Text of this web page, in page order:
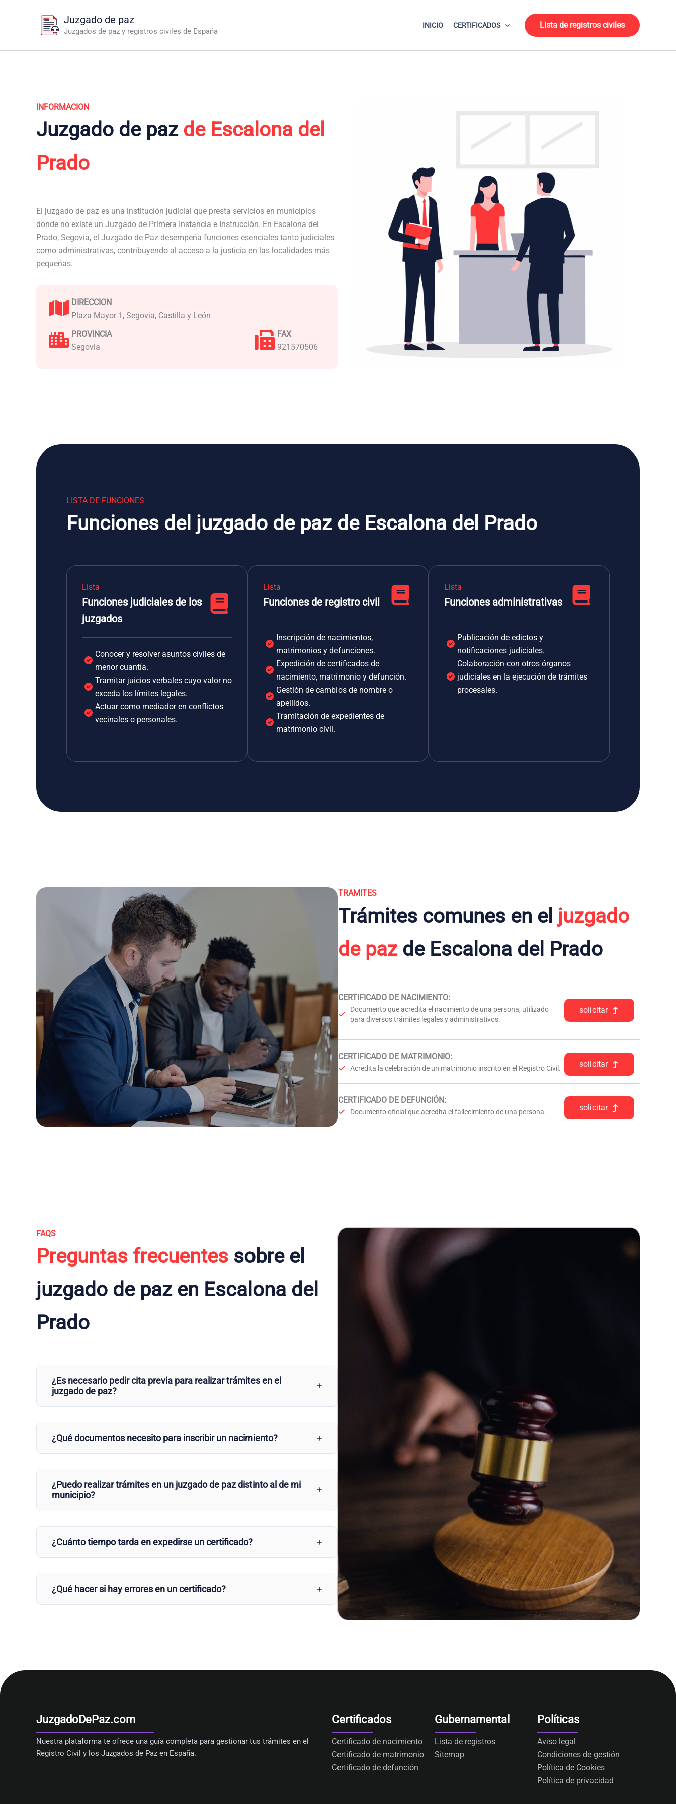
Juzgado de paz
Juzgados de paz y registros civiles de España
INICIO CERTIFICADOS Lista de registros civiles
INFORMACION
Juzgado de paz de Escalona del
Prado
El juzgado de paz es una institución judicial que presta servicios en municipios
donde no existe un Juzgado de Primera Instancia e Instrucción. En Escalona del
Prado, Segovia, el Juzgado de Paz desempeña funciones esenciales tanto judiciales
como administrativas, contribuyendo al acceso a la justicia en las localidades más
pequeñas.
DIRECCION
Plaza Mayor 1, Segovia, Castilla y León
PROVINCIA
Segovia
FAX
921570506
LISTA DE FUNCIONES
Funciones del juzgado de paz de Escalona del Prado
Lista
Funciones judiciales de los
juzgados
Conocer y resolver asuntos civiles de
menor cuantía.
Tramitar juicios verbales cuyo valor no
exceda los límites legales.
Actuar como mediador en conflictos
vecinales o personales.
Lista
Funciones de registro civil
Inscripción de nacimientos,
matrimonios y defunciones.
Expedición de certificados de
nacimiento, matrimonio y defunción.
Gestión de cambios de nombre o
apellidos.
Tramitación de expedientes de
matrimonio civil.
Lista
Funciones administrativas
Publicación de edictos y
notificaciones judiciales.
Colaboración con otros órganos
judiciales en la ejecución de trámites
procesales.
TRAMITES
Trámites comunes en el juzgado
de pazde Escalona del Prado
CERTIFICADO DE NACIMIENTO:
Documento que acredita el nacimiento de una persona, utilizado
para diversos trámites legales y administrativos.
solicitar
CERTIFICADO DE MATRIMONIO:
Acredita la celebración de un matrimonio inscrito en el Registro Civil. solicitar
CERTIFICADO DE DEFUNCIÓN:
Documento oficial que acredita el fallecimiento de una persona. solicitar
FAQS
Preguntas frecuentes sobre el
juzgado de paz en Escalona del
Prado
¿Es necesario pedir cita previa para realizar trámites en el
juzgado de paz?
¿Qué documentos necesito para inscribir un nacimiento?
¿Puedo realizar trámites en un juzgado de paz distinto al de mi
municipio?
¿Cuánto tiempo tarda en expedirse un certificado?
¿Qué hacer si hay errores en un certificado?
JuzgadoDePaz.com
Nuestra plataforma te ofrece una guía completa para gestionar tus trámites en el
Registro Civil y los Juzgados de Paz en España.
Certificados
Certificado de nacimiento
Certificado de matrimonio
Certificado de defunción
Gubernamental
Lista de registros
Sitemap
Políticas
Aviso legal
Condiciones de gestión
Política de Cookies
Política de privacidad